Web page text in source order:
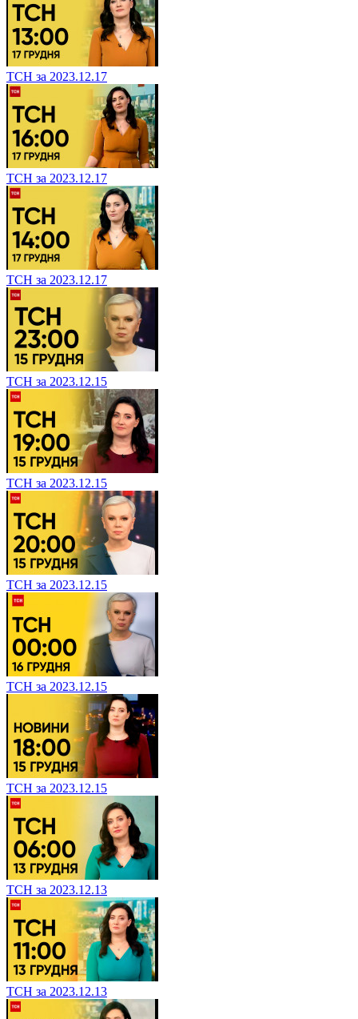
ТСН за 2023.12.17
ТСН за 2023.12.17
ТСН за 2023.12.17
ТСН за 2023.12.15
ТСН за 2023.12.15
ТСН за 2023.12.15
ТСН за 2023.12.15
ТСН за 2023.12.15
ТСН за 2023.12.13
ТСН за 2023.12.13